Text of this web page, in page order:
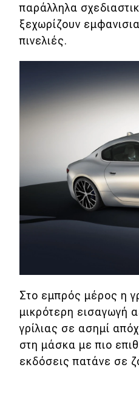
Κόσμος
Τεχνολογία
Απόψεις
Test Drive
Δοκιμή
Αποστολή
Συγκρίνουμε
Formula 1
WRC
Motorsport
παράλληλα
ξεχωρίζουν
πινελιές.
Στο εμπρός μέρος η
μικρότερη εισαγωγή
γρίλιας σε ασημί
στη μάσκα με πιο
εκδόσεις πατάνε σε